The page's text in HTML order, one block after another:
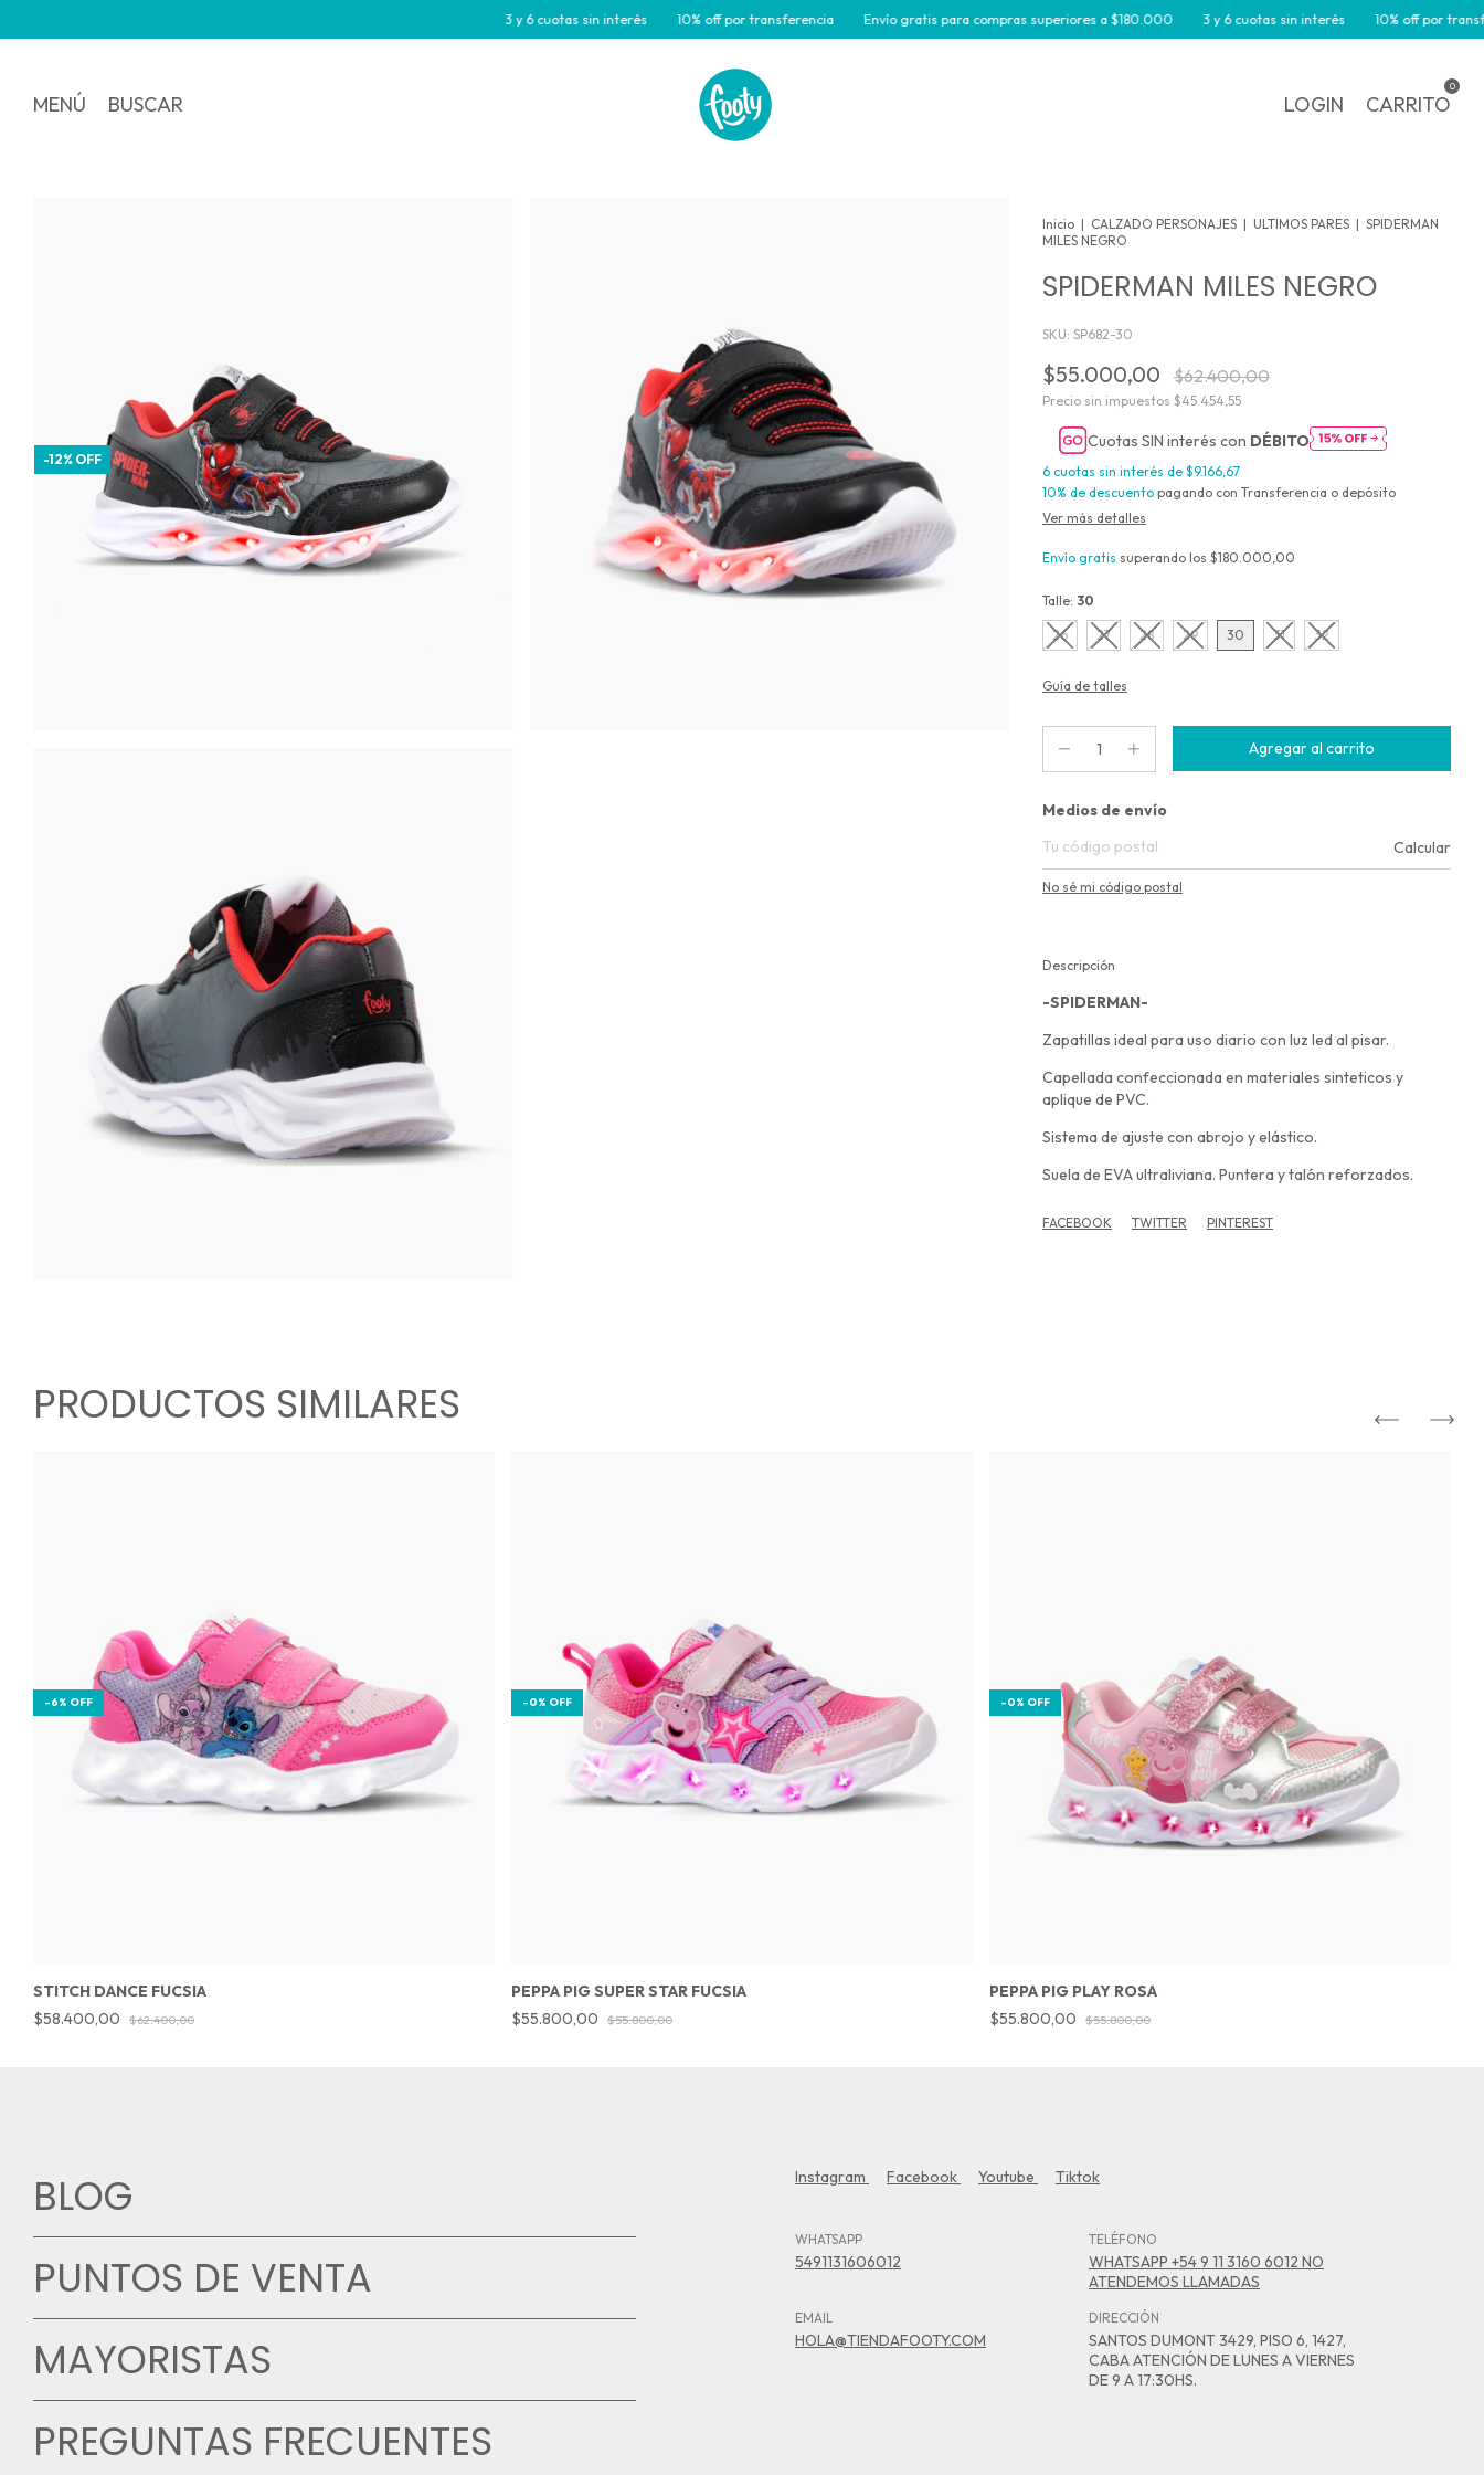
3 y 6 cuotas sin interés 10% off por transferencia Envío gratis para compras superiores a $180.000 3 y 6 cuotas sin interés 10% off por
MENÚ BUSCAR LOGIN CARRITO
0
-12% OFF
Inicio | CALZADO PERSONAJES | ULTIMOS PARES | SPIDERMAN
MILES NEGRO
SPIDERMAN MILES NEGRO
SKU: SP682-30
$55.000,00 $62.400,00
Precio sin impuestos $45.454,55
Cuotas SIN interés con DÉBITO
6 cuotas sin interés de $9.166,67
10% de descuento pagando con Transferencia o depósito
Ver más detalles
Envío gratis superando los $180.000,00
Talle: 30
26 27 28 29 30 31 32
Guía de talles
Entregas para el CP:
Medios de envío
Calcular
No sé mi código postal
Descripción
-SPIDERMAN-
Zapatillas ideal para uso diario con luz led al pisar.
Capellada confeccionada en materiales sinteticos y
aplique de PVC.
Sistema de ajuste con abrojo y elástico.
Suela de EVA ultraliviana. Puntera y talón reforzados.
FACEBOOK TWITTER PINTEREST
PRODUCTOS SIMILARES
-6% OFF
STITCH DANCE FUCSIA
$58.400,00
$62.400,00
-0% OFF
PEPPA PIG SUPER STAR FUCSIA
$55.800,00
$55.800,00
-0% OFF
PEPPA PIG PLAY ROSA
$55.800,00
$55.800,00
BLOG
PUNTOS DE VENTA
MAYORISTAS
PREGUNTAS FRECUENTES
Instagram Facebook Youtube Tiktok
WHATSAPP
5491131606012
TELÉFONO
WHATSAPP +54 9 11 3160 6012 NO
ATENDEMOS LLAMADAS
EMAIL
HOLA@TIENDAFOOTY.COM
DIRECCIÓN
SANTOS DUMONT 3429, PISO 6, 1427,
CABA ATENCIÓN DE LUNES A VIERNES
DE 9 A 17:30HS.